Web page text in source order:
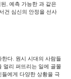
, 예측 가능한 과 같은
건 심신의 안정을 선사
다. 원시 시대의 사람들
멀리 퍼뜨리는 일에 골몰
에게 다양한 상황을 극